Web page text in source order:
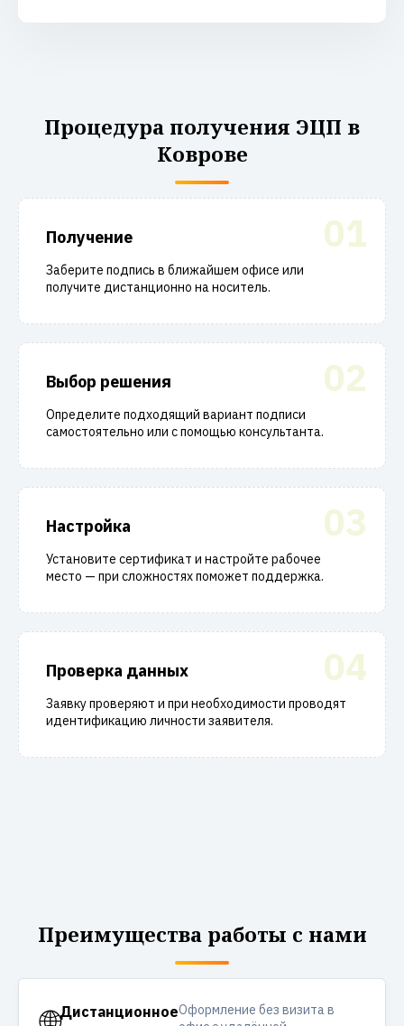
Процедура получения ЭЦП в
Коврове
01
Получение
Заберите подпись в ближайшем офисе или
получите дистанционно на носитель.
02
Выбор решения
Определите подходящий вариант подписи
самостоятельно или с помощью консультанта.
03
Настройка
Установите сертификат и настройте рабочее
место — при сложностях поможет поддержка.
04
Проверка данных
Заявку проверяют и при необходимости проводят
идентификацию личности заявителя.
Преимущества работы с нами
ДистанционноеОформление без визита в